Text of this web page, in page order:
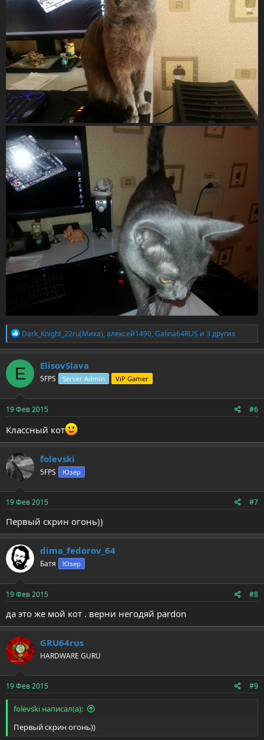
Р
е
а
к
ц
и
и
:
Dark_Knight_22ru(Миха),алексей1490,Galina64RUS и 3 других
E ElisovSlava
5FPS Server Admin ViP Gamer
19 Фев 2015 #6
Классный кот
folevski
5FPS Юзер
19 Фев 2015 #7
Первый скрин огонь))
dima_fedorov_64
Батя Юзер
19 Фев 2015 #8
да это же мой кот . верни негодяй pardon
GRU64rus
HARDWARE GURU
19 Фев 2015 #9
folevski написал(а):
Первый скрин огонь))